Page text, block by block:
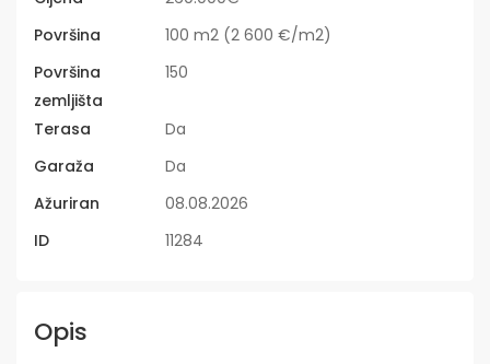
Površina
100 m2 (2 600 €/m2)
Površina
zemljišta
150
Terasa
Da
Garaža
Da
Ažuriran
08.08.2026
ID
11284
Opis